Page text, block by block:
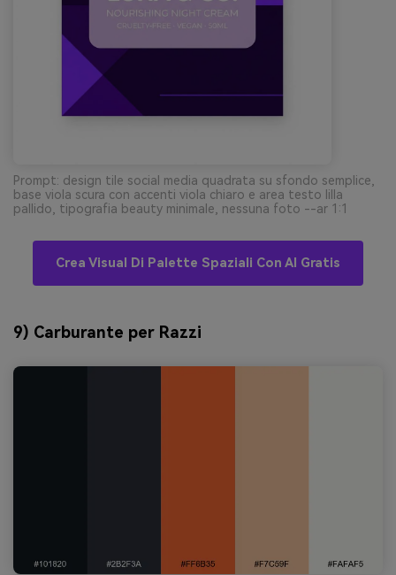
Prompt: design tile social media quadrata su sfondo semplice,
base viola scura con accenti viola chiaro e area testo lilla
pallido, tipografia beauty minimale, nessuna foto --ar 1:1
Crea Visual Di Palette Spaziali Con AI Gratis
9) Carburante per Razzi